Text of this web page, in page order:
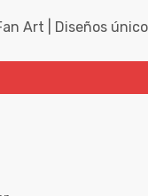
Art | Diseños